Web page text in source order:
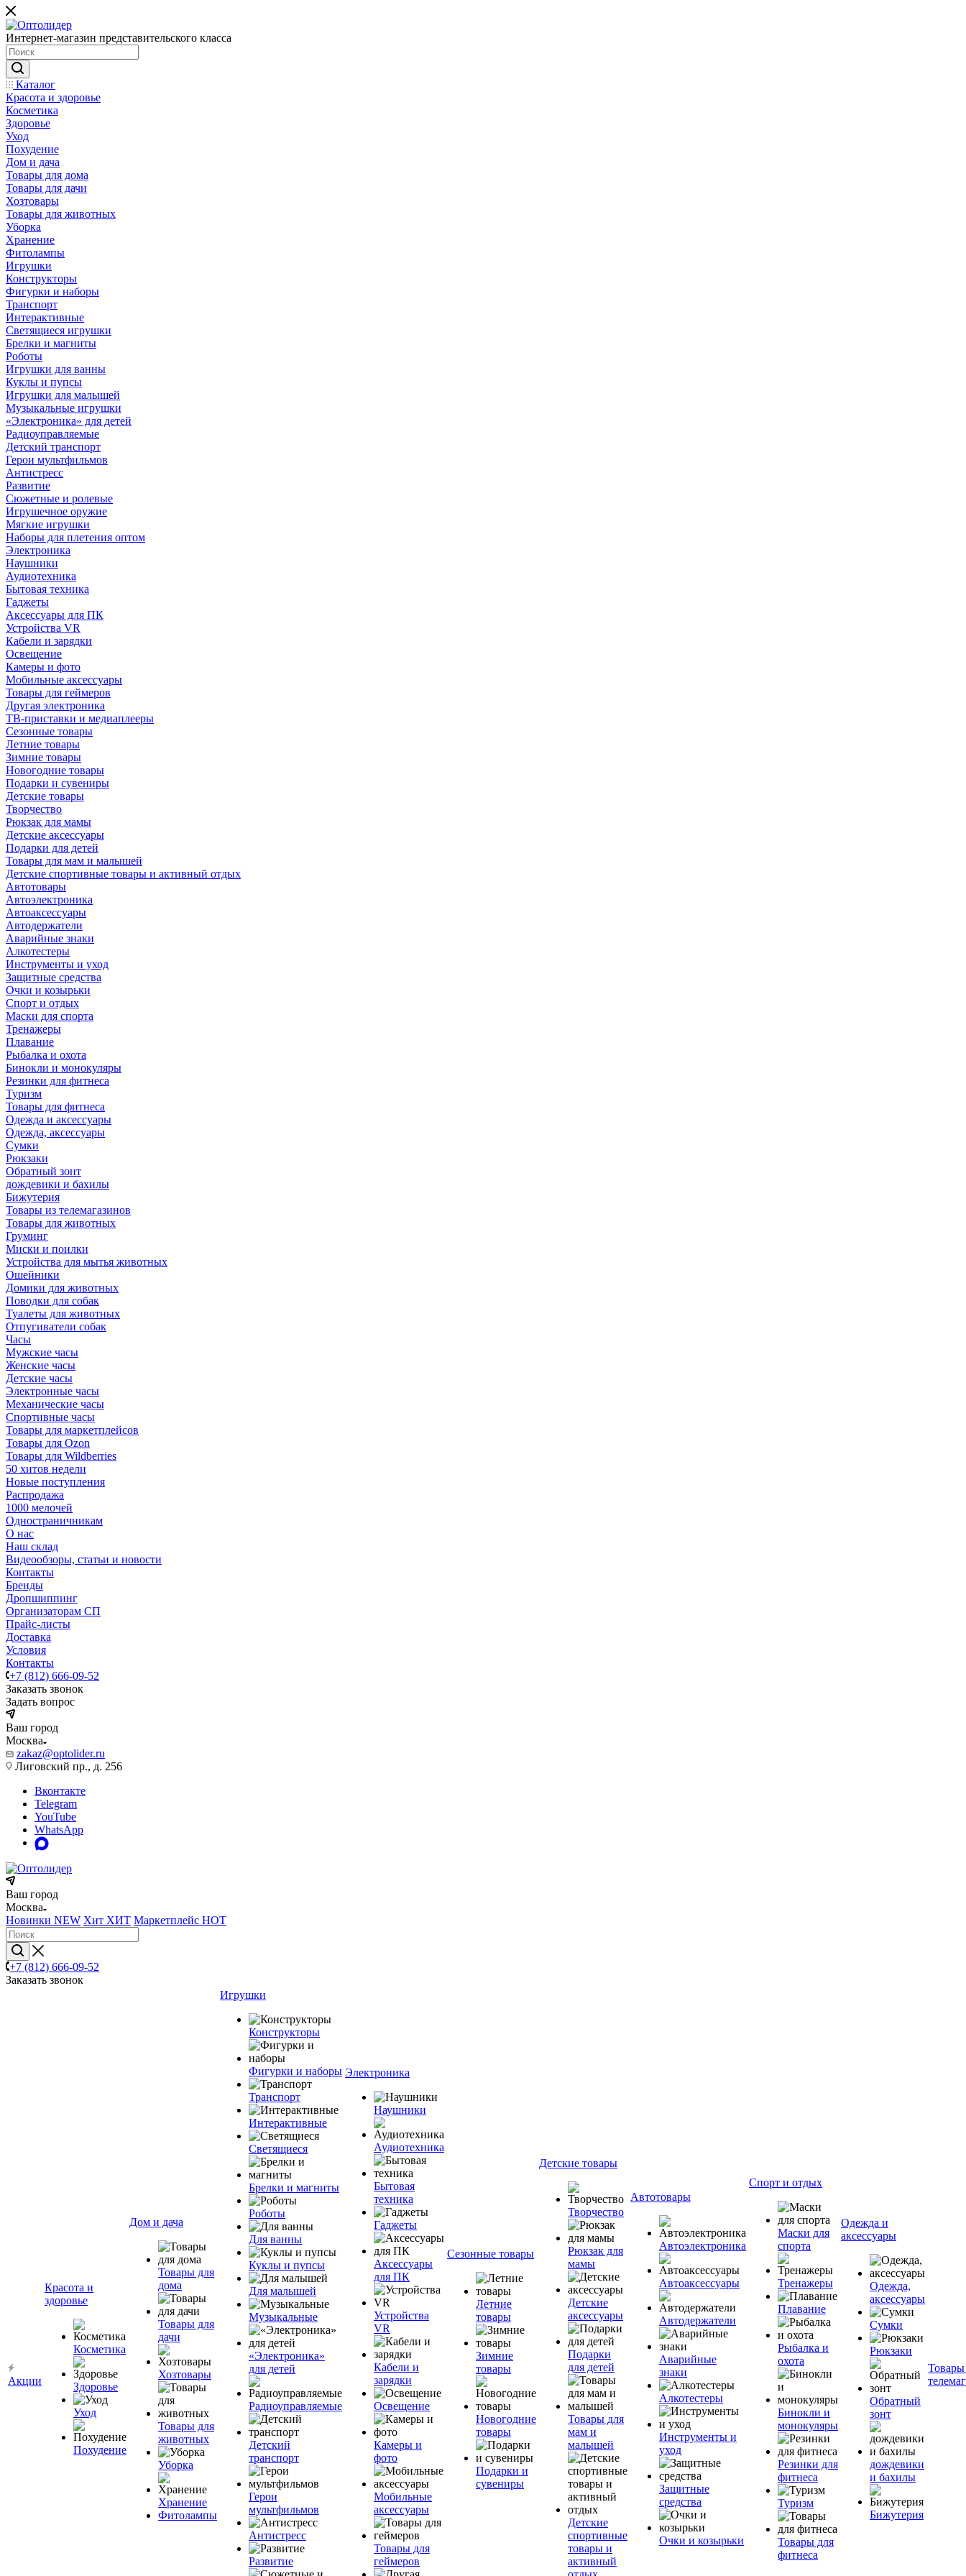
Интернет-магазин представительского класса
Каталог
Красота и здоровье
Косметика
Здоровье
Уход
Похудение
Дом и дача
Товары для дома
Товары для дачи
Хозтовары
Товары для животных
Уборка
Хранение
Фитолампы
Игрушки
Конструкторы
Фигурки и наборы
Транспорт
Интерактивные
Светящиеся игрушки
Брелки и магниты
Роботы
Игрушки для ванны
Куклы и пупсы
Игрушки для малышей
Музыкальные игрушки
«Электроника» для детей
Радиоуправляемые
Детский транспорт
Герои мультфильмов
Антистресс
Развитие
Сюжетные и ролевые
Игрушечное оружие
Мягкие игрушки
Наборы для плетения оптом
Электроника
Наушники
Аудиотехника
Бытовая техника
Гаджеты
Аксессуары для ПК
Устройства VR
Кабели и зарядки
Освещение
Камеры и фото
Мобильные аксессуары
Товары для геймеров
Другая электроника
ТВ-приставки и медиаплееры
Сезонные товары
Летние товары
Зимние товары
Новогодние товары
Подарки и сувениры
Детские товары
Творчество
Рюкзак для мамы
Детские аксессуары
Подарки для детей
Товары для мам и малышей
Детские спортивные товары и активный отдых
Автотовары
Автоэлектроника
Автоаксессуары
Автодержатели
Аварийные знаки
Алкотестеры
Инструменты и уход
Защитные средства
Очки и козырьки
Спорт и отдых
Маски для спорта
Тренажеры
Плавание
Рыбалка и охота
Бинокли и монокуляры
Резинки для фитнеса
Туризм
Товары для фитнеса
Одежда и аксессуары
Одежда, аксессуары
Сумки
Рюкзаки
Обратный зонт
дождевики и бахилы
Бижутерия
Товары из телемагазинов
Товары для животных
Груминг
Миски и поилки
Устройства для мытья животных
Ошейники
Домики для животных
Поводки для собак
Туалеты для животных
Отпугиватели собак
Часы
Мужские часы
Женские часы
Детские часы
Электронные часы
Механические часы
Спортивные часы
Товары для маркетплейсов
Товары для Ozon
Товары для Wildberries
50 хитов недели
Новые поступления
Распродажа
1000 мелочей
Одностраничникам
О нас
Наш склад
Видеообзоры, статьи и новости
Контакты
Бренды
Дропшиппинг
Организаторам СП
Прайс-листы
Доставка
Условия
Контакты
+7 (812) 666-09-52
Заказать звонок
Задать вопрос
Ваш город
Москва
zakaz@optolider.ru
Лиговский пр., д. 256
Вконтакте
Telegram
YouTube
WhatsApp
Ваш город
Москва
Новинки NEW Хит ХИТ Маркетплейс HOT
+7 (812) 666-09-52
Заказать звонок
Акции
Красота и
здоровье
Косметика
Здоровье
Уход
Похудение
Дом и дача
Товары для
дома
Товары для
дачи
Хозтовары
Товары для
животных
Уборка
Хранение
Фитолампы
Игрушки
Конструкторы
Фигурки и наборы
Транспорт
Интерактивные
Светящиеся
Брелки и магниты
Роботы
Для ванны
Куклы и пупсы
Для малышей
Музыкальные
«Электроника»
для детей
Радиоуправляемые
Детский
транспорт
Герои
мультфильмов
Антистресс
Развитие
Электроника
Наушники
Аудиотехника
Бытовая
техника
Гаджеты
Аксессуары
для ПК
Устройства
VR
Кабели и
зарядки
Освещение
Камеры и
фото
Мобильные
аксессуары
Товары для
геймеров
Сезонные товары
Летние
товары
Зимние
товары
Новогодние
товары
Подарки и
сувениры
Детские товары
Творчество
Рюкзак для
мамы
Детские
аксессуары
Подарки
для детей
Товары для
мам и
малышей
Детские
спортивные
товары и
активный
Автотовары
Автоэлектроника
Автоаксессуары
Автодержатели
Аварийные
знаки
Алкотестеры
Инструменты и
уход
Защитные
средства
Очки и козырьки
Спорт и отдых
Маски для
спорта
Тренажеры
Плавание
Рыбалка и
охота
Бинокли и
монокуляры
Резинки для
фитнеса
Туризм
Товары для
фитнеса
Одежда и
аксессуары
Одежда,
аксессуары
Сумки
Рюкзаки
Обратный
зонт
дождевики
и бахилы
Бижутерия
Товары